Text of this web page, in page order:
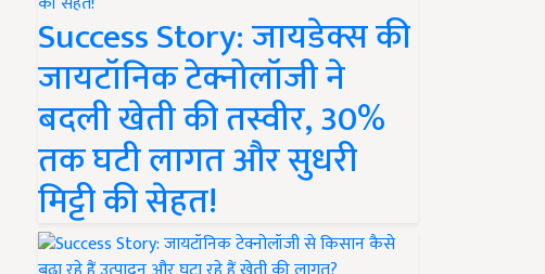
Success Story: जायडेक्स की
जायटॉनिक टेक्नोलॉजी ने
बदली खेती की तस्वीर, 30%
तक घटी लागत और सुधरी
मिट्टी की सेहत!